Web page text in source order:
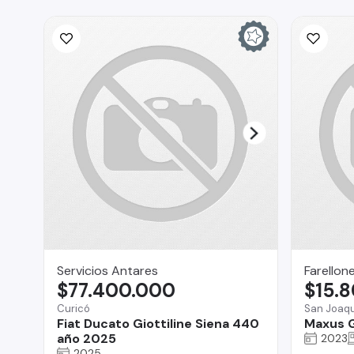
Servicios Antares
Curicó
Fiat Ducato Giottiline Siena 440
año 2025
$77.400.000
San
Maxus
2023